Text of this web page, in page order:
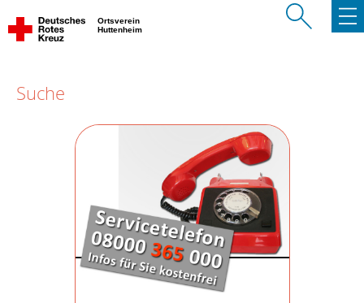
Ortsverein
Huttenheim
Suche